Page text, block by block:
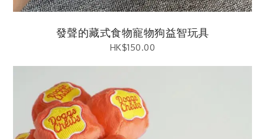
發聲的藏式食物寵物狗益智玩具
HK$150.00